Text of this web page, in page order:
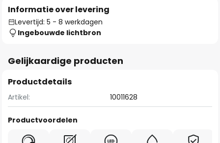
Informatie over levering
Levertijd: 5 - 8 werkdagen
Ingebouwde lichtbron
Gelijkaardige producten
Productdetails
Artikel: 10011628
Productvoordelen